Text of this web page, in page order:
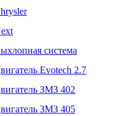
система
Evotech 2.7
ЗМЗ 402
ЗМЗ 405